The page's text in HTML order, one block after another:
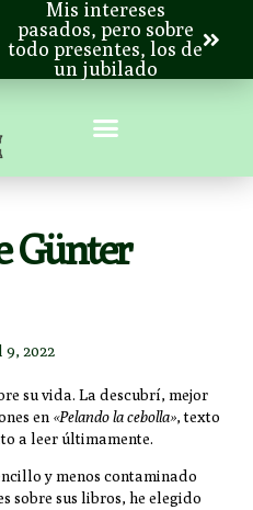
Mis intereses
pasados, pero sobre
todo presentes, los de
un jubilado
Günter
9, 2022
su vida. La descubrí, mejor
en «Pelando la cebolla», texto
a leer últimamente.
y menos contaminado
sobre sus libros, he elegido